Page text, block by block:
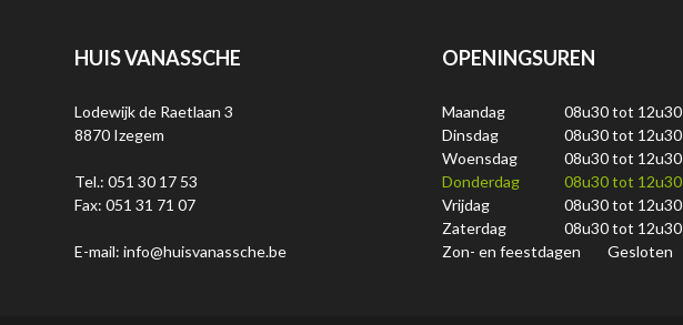
HUIS VANASSCHE
Lodewijk de Raetlaan 3
8870 Izegem
Tel.: 051 30 17 53
Fax: 051 31 71 07
E-mail: info@huisvanassche.be
OPENINGSUREN
Maandag 08u30 tot 12u30
Dinsdag
08u30 tot 12u30
Woensdag
08u30 tot 12u30
Donderdag
08u30 tot 12u30
Vrijdag
08u30 tot 12u30
Zaterdag
08u30 tot 12u30
Zon- en feestdagen
Gesloten